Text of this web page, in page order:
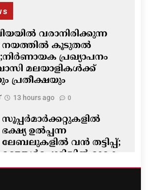
വരാനിരിക്കുന്ന
നയത്തിൽ കൂടുതൽ
പ്രഖ്യാപനം
മലയാളികൾക്ക്
പ്രതീക്ഷയും
13 hours ago 0
സൂപ്പർമാർക്കറ്റുകളിൽ
ഭക്ഷ്യ ഉൽപ്പന്ന
ലേബലുകളിൽ വൻ തട്ടിപ്പ്;
മഞ്ഞൾപ്പൊടിയിൽ മാരക
വിഷാംശമെന്ന്